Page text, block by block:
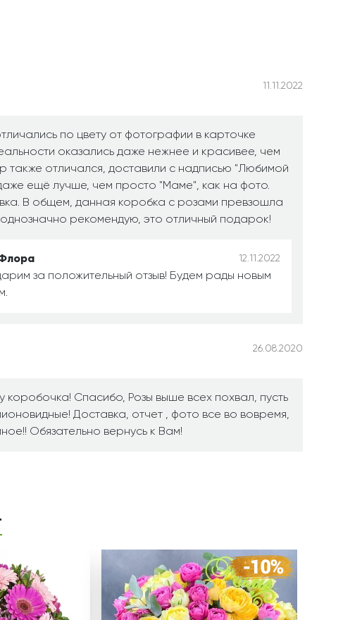
11.11.2022
по цвету от фотографии в карточке
оказались даже нежнее и красивее, чем
также отличался, доставили с надписью "Любимой
ещё лучше, чем просто "Маме", как на фото.
В общем, данная коробка с розами превзошла
рекомендую, это отличный подарок!
12.11.2022
за положительный отзыв! Будем рады новым
26.08.2020
коробочка! Спасибо, Розы выше всех похвал, пусть
Доставка, отчет , фото все во вовремя,
Обязательно вернусь к Вам!